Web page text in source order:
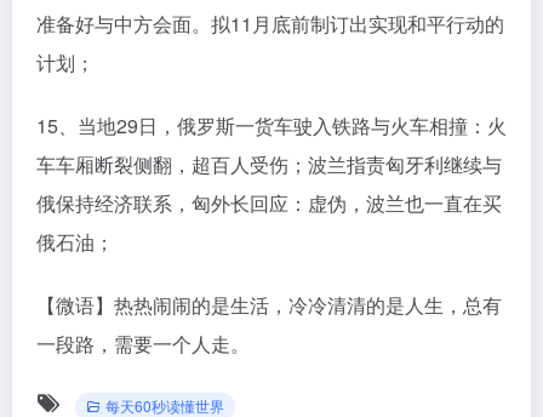
准备好与中方会面。拟11月底前制订出实现和平行动的
计划；
15、当地29日，俄罗斯一货车驶入铁路与火车相撞：火
车车厢断裂侧翻，超百人受伤；波兰指责匈牙利继续与
俄保持经济联系，匈外长回应：虚伪，波兰也一直在买
俄石油；
【微语】热热闹闹的是生活，冷冷清清的是人生，总有
一段路，需要一个人走。
每天60秒读懂世界